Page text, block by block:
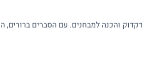
והכנה למבחנים. עם הסברים